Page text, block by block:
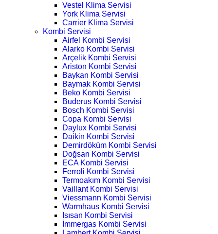
Vestel Klima Servisi
York Klima Servisi
Carrier Klima Servisi
Kombi Servisi
Airfel Kombi Servisi
Alarko Kombi Servisi
Arçelik Kombi Servisi
Ariston Kombi Servisi
Baykan Kombi Servisi
Baymak Kombi Servisi
Beko Kombi Servisi
Buderus Kombi Servisi
Bosch Kombi Servisi
Copa Kombi Servisi
Daylux Kombi Servisi
Daikin Kombi Servisi
Demirdöküm Kombi Servisi
Doğsan Kombi Servisi
ECA Kombi Servisi
Ferroli Kombi Servisi
Termoakım Kombi Servisi
Vaillant Kombi Servisi
Viessmann Kombi Servisi
Warmhaus Kombi Servisi
Isısan Kombi Servisi
İmmergas Kombi Servisi